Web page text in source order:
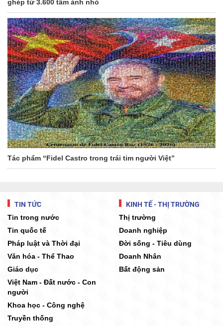
ghép từ 3.600 tấm ảnh nhỏ
Tác phẩm “Fidel Castro trong trái tim người Việt”
TIN TỨC
Tin trong nước
Tin quốc tế
Pháp luật và Thời đại
Văn hóa - Thể Thao
Giáo dục
Việt Nam - Đất nước - Con
người
Khoa học - Công nghệ
Truyền thống
KINH TẾ - THỊ TRƯỜNG
Thị trường
Doanh nghiệp
Đời sống - Tiêu dùng
Doanh Nhân
Bất động sản